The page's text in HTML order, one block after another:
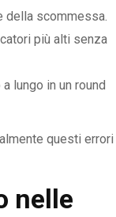
della scommessa.
più alti senza
lungo in un round
questi errori
nelle